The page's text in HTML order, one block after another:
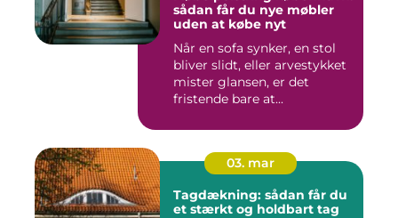
sådan får du nye møbler
uden at købe nyt
Når en sofa synker, en stol
bliver slidt, eller arvestykket
mister glansen, er det
fristende bare at...
03. mar
Tagdækning: sådan får du
et stærkt og holdbart tag